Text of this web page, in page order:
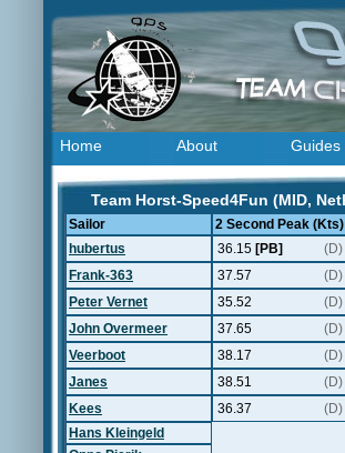
Home About Guides
Team Horst-Speed4Fun (MID,
Sailor 2 Second Peak (Kts)
hubertus
36.15 [PB] (D)
Frank-363
37.57 (D)
Peter Vernet
35.52 (D)
John Overmeer
37.65 (D)
Veerboot
38.17 (D)
Janes
38.51 (D)
Kees
36.37 (D)
Hans Kleingeld